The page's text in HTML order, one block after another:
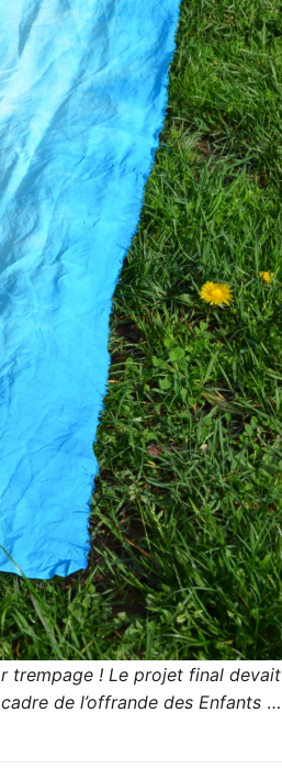
trempage ! Le projet final devait
de l’offrande des Enfants …